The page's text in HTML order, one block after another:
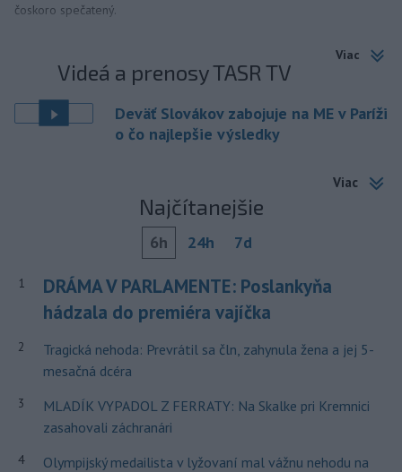
čoskoro spečatený.
Viac
Videá a prenosy TASR TV
Deväť Slovákov zabojuje na ME v Paríži
o čo najlepšie výsledky
Viac
Najčítanejšie
6h 24h 7d
1
DRÁMA V PARLAMENTE: Poslankyňa
hádzala do premiéra vajíčka
2
Tragická nehoda: Prevrátil sa čln, zahynula žena a jej 5-
mesačná dcéra
3
MLADÍK VYPADOL Z FERRATY: Na Skalke pri Kremnici
zasahovali záchranári
4
Olympijský medailista v lyžovaní mal vážnu nehodu na